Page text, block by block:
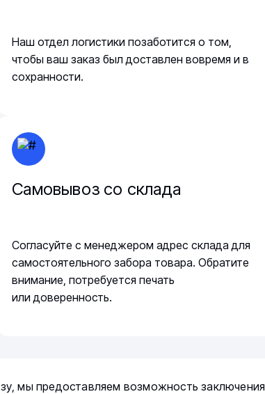
Наш отдел логистики позаботится о том,
чтобы ваш заказ был доставлен вовремя и в
сохранности.
Самовывоз со склада
Согласуйте с менеджером адрес склада для
самостоятельного забора товара. Обратите
внимание, потребуется печать
или доверенность.
мы предоставляем возможность заключения